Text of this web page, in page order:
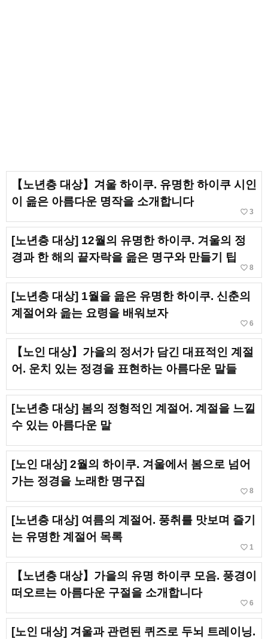
【노년층 대상】겨울 하이쿠. 유명한 하이쿠 시인
이 읊은 아름다운 명작을 소개합니다
favorite_border 3
[노년층 대상] 12월의 유명한 하이쿠. 겨울의 정
경과 한 해의 끝자락을 읊은 명구와 만들기 팁
favorite_border 8
[노년층 대상] 1월을 읊은 유명한 하이쿠. 신춘의
계절어와 읊는 요령을 배워보자
favorite_border 6
【노인 대상】가을의 정서가 담긴 대표적인 계절
어. 운치 있는 정경을 표현하는 아름다운 말들
[노년층 대상] 봄의 정형적인 계절어. 계절을 느낄
수 있는 아름다운 말
[노인 대상] 2월의 하이쿠. 겨울에서 봄으로 넘어
가는 정경을 노래한 명구집
favorite_border 8
[노년층 대상] 여름의 계절어. 풍취를 맛보며 즐기
는 유명한 계절어 목록
favorite_border 1
【노년층 대상】가을의 유명 하이쿠 모음. 풍경이
떠오르는 아름다운 구절을 소개합니다
favorite_border 6
[노인 대상] 겨울과 관련된 퀴즈로 두뇌 트레이닝.